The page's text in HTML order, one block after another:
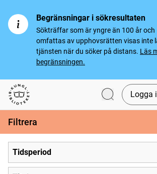
Begränsningar i sökresultaten
Sökträffar som är yngre än 100 år och
omfattas av upphovsrätten visas inte
tjänsten när du söker på distans. Läs
begränsningen.
Svenska tidningar
Logga
Filtrera
Tidsperiod